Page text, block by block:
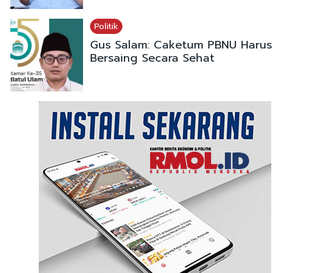
Politik
Gus Salam: Caketum PBNU Harus
Bersaing Secara Sehat